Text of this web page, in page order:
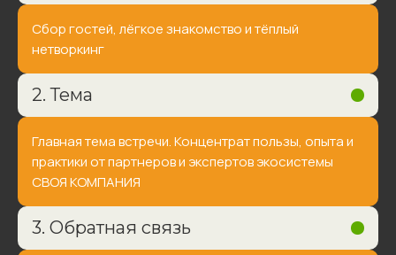
Сбор гостей, лёгкое знакомство и тёплый
нетворкинг
2. Тема
Главная тема встречи. Концентрат пользы, опыта и
практики от партнеров и экспертов экосистемы
СВОЯ КОМПАНИЯ
3. Обратная связь